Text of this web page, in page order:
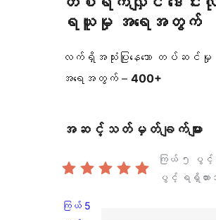
ရယူမှု အရေအတွက်
လက်ရှိအသုံးပြုနေသော တပ်ဆင်မှု
အရေအတွက် – 400+
အဆင့်သတ်မှတ်ချက်များ
ကြယ် ၅ ပွ
ပွင့် ရရှိထာ
ကြယ် 5